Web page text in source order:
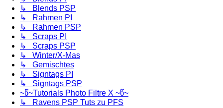
↳ Blends PSP
↳ Rahmen PI
↳ Rahmen PSP
↳ Scraps PI
↳ Scraps PSP
↳ Winter/X-Mas
↳ Gemischtes
↳ Signtags PI
↳ Signtags PSP
~წ~Tutorials Photo Filtre X ~წ~
↳ Ravens PSP Tuts zu PFS